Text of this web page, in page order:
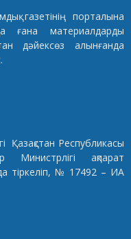
газетінің порталына
ғана материалдарды
дәйексөз алынғанда
Қазақстан Республикасы
Министрлігі ақпарат
тіркеліп, № 17492 – ИА